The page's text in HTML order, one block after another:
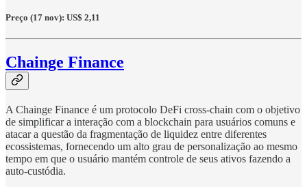
Preço (17 nov): US$ 2,11
Chainge Finance
A Chainge Finance é um protocolo DeFi cross-chain com o objetivo
de simplificar a interação com a blockchain para usuários comuns e
atacar a questão da fragmentação de liquidez entre diferentes
ecossistemas, fornecendo um alto grau de personalização ao mesmo
tempo em que o usuário mantém controle de seus ativos fazendo a
auto-custódia.